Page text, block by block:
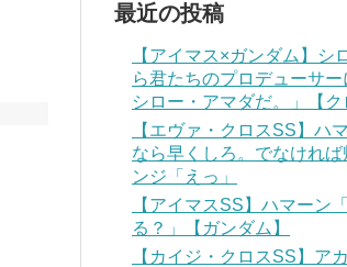
最近の投稿
【アイマス×ガンダム】シ
ら君たちのプロデューサー
シロー・アマダだ。」【ク
【エヴァ・クロスSS】ハ
なら早くしろ。でなければ
ンジ「えっ」
【アイマスSS】ハマーン
る？」【ガンダム】
【カイジ・クロスSS】ア